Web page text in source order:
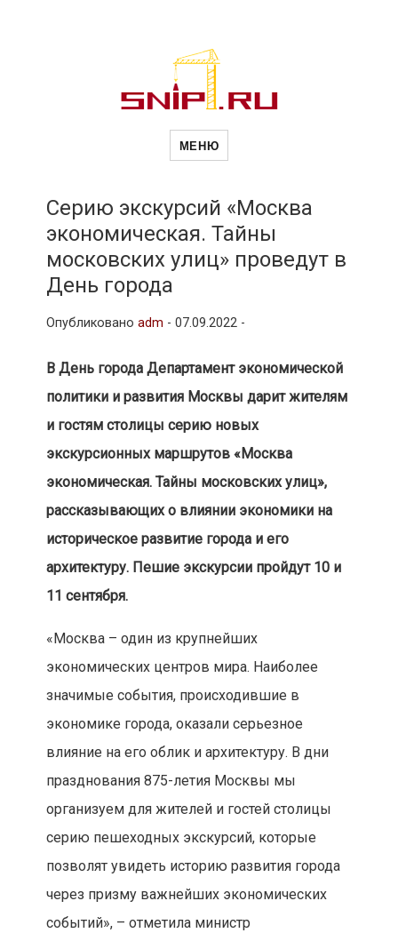
Новости
и
другие связанные со стройкой
рубрики
МЕНЮ
Серию экскурсий «Москва
экономическая. Тайны
московских улиц» проведут в
День города
Опубликовано adm - 07.09.2022 -
В День города Департамент экономической
политики и развития Москвы дарит жителям
и гостям столицы серию новых
экскурсионных маршрутов «Москва
экономическая. Тайны московских улиц»,
рассказывающих о влиянии экономики на
историческое развитие города и его
архитектуру. Пешие экскурсии пройдут 10 и
11 сентября.
«Москва – один из крупнейших
экономических центров мира. Наиболее
значимые события, происходившие в
экономике города, оказали серьезное
влияние на его облик и архитектуру. В дни
празднования 875-летия Москвы мы
организуем для жителей и гостей столицы
серию пешеходных экскурсий, которые
позволят увидеть историю развития города
через призму важнейших экономических
событий», – отметила министр